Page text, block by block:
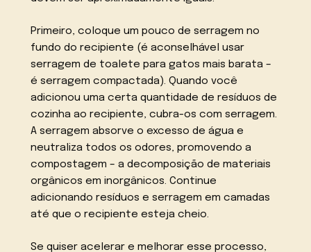
Primeiro, coloque um pouco de serragem no
fundo do recipiente (é aconselhável usar
serragem de toalete para gatos mais barata –
é serragem compactada). Quando você
adicionou uma certa quantidade de resíduos de
cozinha ao recipiente, cubra-os com serragem.
A serragem absorve o excesso de água e
neutraliza todos os odores, promovendo a
compostagem – a decomposição de materiais
orgânicos em inorgânicos. Continue
adicionando resíduos e serragem em camadas
até que o recipiente esteja cheio.
Se quiser acelerar e melhorar esse processo,